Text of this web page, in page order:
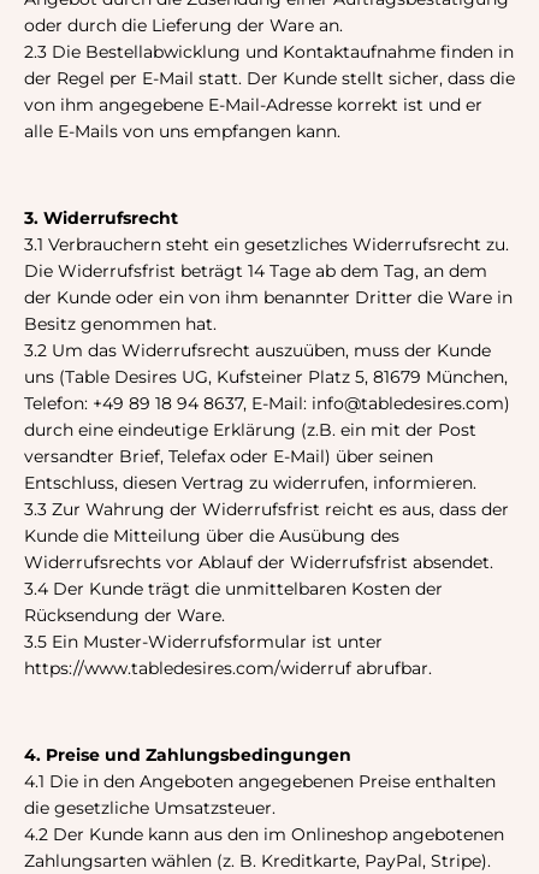
oder durch die Lieferung der Ware an.
2.3 Die Bestellabwicklung und Kontaktaufnahme finden in
der Regel per E-Mail statt. Der Kunde stellt sicher, dass die
von ihm angegebene E-Mail-Adresse korrekt ist und er
alle E-Mails von uns empfangen kann.
3. Widerrufsrecht
3.1 Verbrauchern steht ein gesetzliches Widerrufsrecht zu.
Die Widerrufsfrist beträgt 14 Tage ab dem Tag, an dem
der Kunde oder ein von ihm benannter Dritter die Ware in
Besitz genommen hat.
3.2 Um das Widerrufsrecht auszuüben, muss der Kunde
uns (Table Desires UG, Kufsteiner Platz 5, 81679 München,
Telefon: +49 89 18 94 8637, E-Mail: info@tabledesires.com)
durch eine eindeutige Erklärung (z.B. ein mit der Post
versandter Brief, Telefax oder E-Mail) über seinen
Entschluss, diesen Vertrag zu widerrufen, informieren.
3.3 Zur Wahrung der Widerrufsfrist reicht es aus, dass der
Kunde die Mitteilung über die Ausübung des
Widerrufsrechts vor Ablauf der Widerrufsfrist absendet.
3.4 Der Kunde trägt die unmittelbaren Kosten der
Rücksendung der Ware.
3.5 Ein Muster-Widerrufsformular ist unter
https://www.tabledesires.com/widerruf abrufbar.
4. Preise und Zahlungsbedingungen
4.1 Die in den Angeboten angegebenen Preise enthalten
die gesetzliche Umsatzsteuer.
4.2 Der Kunde kann aus den im Onlineshop angebotenen
Zahlungsarten wählen (z. B. Kreditkarte, PayPal, Stripe).